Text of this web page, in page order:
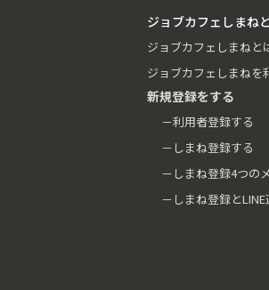
ジョブカフェしまね
ジョブカフェしまねと
ジョブカフェしまねを
新規登録をする
－利用者登録する
－しまね登録する
－しまね登録4つの
－しまね登録とLINE